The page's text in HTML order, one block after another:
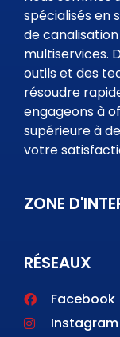
spécialisés en
de
multiservices.
outils et des
résoudre
engageons à
supérieure à
votre
ZONE
RÉSEAUX
Facebook
Instagram